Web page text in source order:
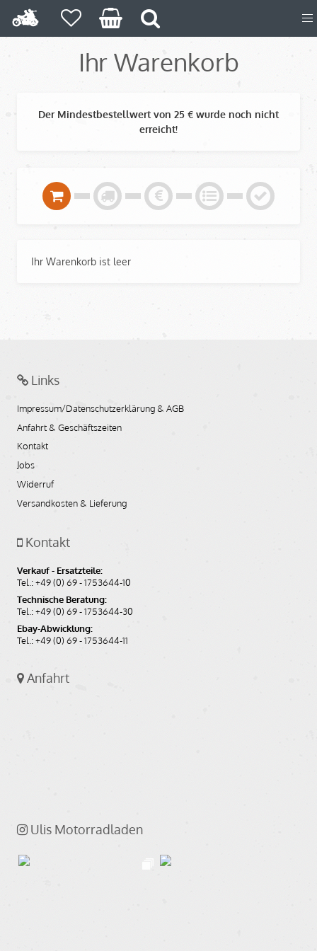
Ihr Warenkorb
Der Mindestbestellwert von 25 € wurde noch nicht
erreicht!
Ihr Warenkorb ist leer
Links
Impressum/Datenschutzerklärung & AGB
Anfahrt & Geschäftszeiten
Kontakt
Jobs
Widerruf
Versandkosten & Lieferung
Kontakt
Verkauf - Ersatzteile:
Tel.: +49 (0) 69 - 1753644-10
Technische Beratung:
Tel.: +49 (0) 69 - 1753644-30
Ebay-Abwicklung:
Tel.: +49 (0) 69 - 1753644-11
Anfahrt
Ulis Motorradladen